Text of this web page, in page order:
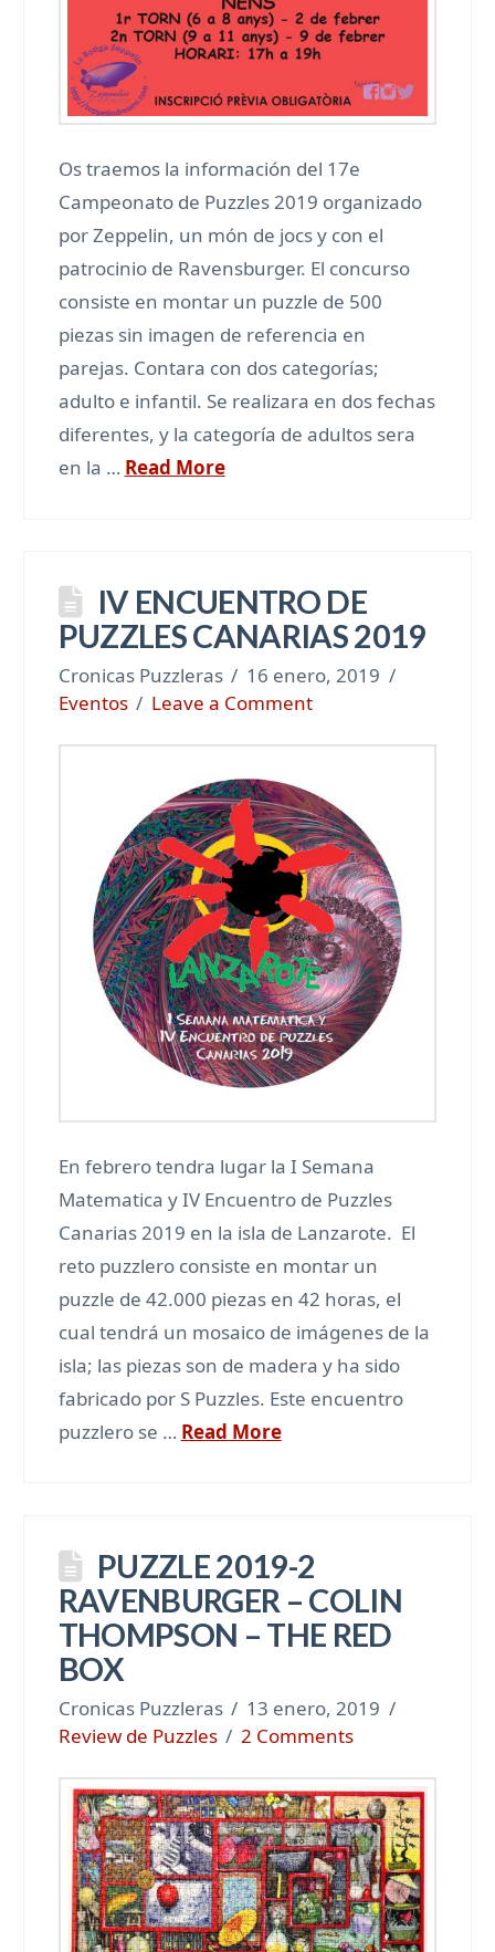
Os traemos la información del 17e
Campeonato de Puzzles 2019 organizado
por Zeppelin, un món de jocs y con el
patrocinio de Ravensburger. El concurso
consiste en montar un puzzle de 500
piezas sin imagen de referencia en
parejas. Contara con dos categorías;
adulto e infantil. Se realizara en dos fechas
diferentes, y la categoría de adultos sera
en la … Read More
IV ENCUENTRO DE
PUZZLES CANARIAS 2019
Cronicas Puzzleras
16 enero, 2019
Eventos
Leave a Comment
En febrero tendra lugar la I Semana
Matematica y IV Encuentro de Puzzles
Canarias 2019 en la isla de Lanzarote. El
reto puzzlero consiste en montar un
puzzle de 42.000 piezas en 42 horas, el
cual tendrá un mosaico de imágenes de la
isla; las piezas son de madera y ha sido
fabricado por S Puzzles. Este encuentro
puzzlero se … Read More
PUZZLE 2019-2
RAVENBURGER – COLIN
THOMPSON – THE RED
BOX
Cronicas Puzzleras
13 enero, 2019
Review de Puzzles
2 Comments